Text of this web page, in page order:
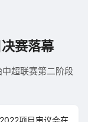
赛落幕
超联赛第二阶段
项目审议会在